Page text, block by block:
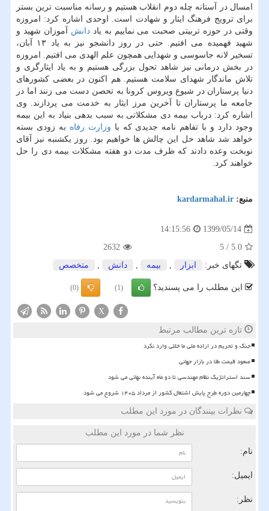
امسال در آستانه چله دوم انقلاب هستیم و رسانه مناسبت ترین بستر
برای ترویج فرهنگ ایثار و شهادت است. اوحدی اشاره کرد: امروزه
وقتی در حوزه تربیتی صحبت می نماییم به یاددانش آموزان شهید و
شهید فهمیده می افتیم. حتی در روز دانشجو نیز به یاد ۱۳ آبان،
تسخیر لانه جاسوسی و شهدایی همچون علم الهدی می افتیم. امروزه
در بخش درمانی نیز شاهد تحول بزرگی هستیم و به یاد ایثارگری و
تلاش ماندگار شهدای سلامت هستیم. هم اکنون در بعضی کشورهای
دنیا پرستاران در شیوع ویروس کرونا به تحصن دست می زنند اما در
جامعه ما پرستاران تا آخرین مرز ایثار به خدمت می پردازند. وی
اشاره کرد: درباب بیمه دی مشکلاتی به سبب بدهی بنیاد به این بیمه
وجود دارد و با تفاهم نامه جدیدی که با وزارت رفاه به زودی بسته
خواهد شد شاهد حل این چالش ها خواهیم بود. روز یکشنبه نیز آقای
نوبخت وعده دادند که ظرف مدت دو هفته مشکلات بیمه دی را حل
خواهند کرد.
منبع: kardarmahal.ir
1399/05/14
14:15:56
5.0
/
5
2632
تگهای خبر:
ابزار , بیمه , دانش , متخصص
این مطلب را می پسندید؟ (1)
(0)
X
تازه ترین مطالب مرتبط
جنگ و تحریم در اراده ملی ما خللی وارد نکرد
صعود قیمت طلا در بازار جهانی
سند استراتژیک نظام مهندسی تا دو ماه آینده نهائی می شود
چهارمین دوره طرح پایش اشتغال کشور از مرداد ۱۴۰۵ شروع می شود
نظرات بینندگان در مورد این مطلب
نظر شما در مورد این مطلب
نام:
ایمیل:
نظر: